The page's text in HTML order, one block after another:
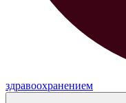
здравоохранением